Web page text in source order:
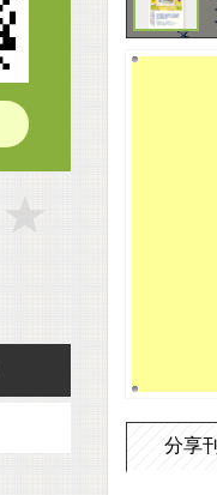
分享